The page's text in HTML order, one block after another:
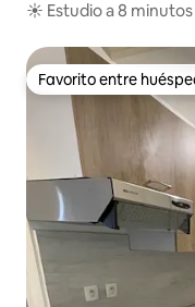
☀️ Estudio a 8 minutos
Favorito entre
Favorito entre